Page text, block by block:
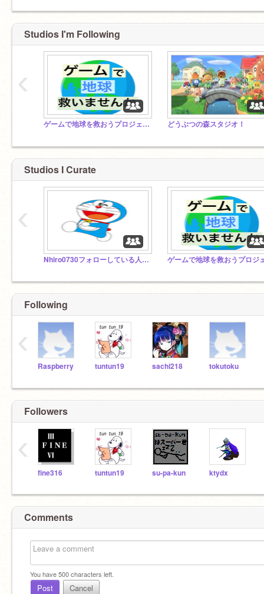
Studios I'm Following
ゲームで地球を救おうプロジェクト(拡散希望) どうぶつの森スタジオ！
‹
Studios I Curate
Nhiro0730フォローしている人しか入れないスタジオ
‹
Following
Raspberry tuntun19 sachi218 tokutoku
‹
Followers
fine316 tuntun19 su-pa-kun ktydx
‹
Comments
You have500characters left.
Post Cancel